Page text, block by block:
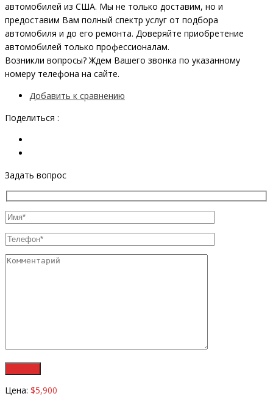
автомобилей из США. Мы не только доставим, но и
предоставим Вам полный спектр услуг от подбора
автомобиля и до его ремонта. Доверяйте приобретение
автомобилей только профессионалам.
Возникли вопросы? Ждем Вашего звонка по указанному
номеру телефона на сайте.
Добавить к сравнению
Поделиться :
Задать вопрос
Цена: $5,900